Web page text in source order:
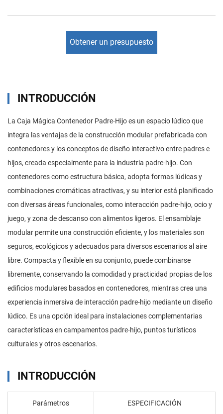
Obtener un presupuesto
INTRODUCCIÓN
La Caja Mágica Contenedor Padre-Hijo es un espacio lúdico que
integra las ventajas de la construcción modular prefabricada con
contenedores y los conceptos de diseño interactivo entre padres e
hijos, creada especialmente para la industria padre-hijo. Con
contenedores como estructura básica, adopta formas lúdicas y
combinaciones cromáticas atractivas, y su interior está planificado
con diversas áreas funcionales, como interacción padre-hijo, ocio y
juego, y zona de descanso con alimentos ligeros. El ensamblaje
modular permite una construcción eficiente, y los materiales son
seguros, ecológicos y adecuados para diversos escenarios al aire
libre. Compacta y flexible en su conjunto, puede combinarse
libremente, conservando la comodidad y practicidad propias de los
edificios modulares basados en contenedores, mientras crea una
experiencia inmersiva de interacción padre-hijo mediante un diseño
lúdico. Es una opción ideal para instalaciones complementarias
características en campamentos padre-hijo, puntos turísticos
culturales y otros escenarios.
INTRODUCCIÓN
Parámetros ESPECIFICACIÓN